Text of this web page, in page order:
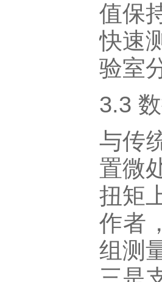
值保
快速
验室
3.3
与传
置微
扭矩
作者
组测